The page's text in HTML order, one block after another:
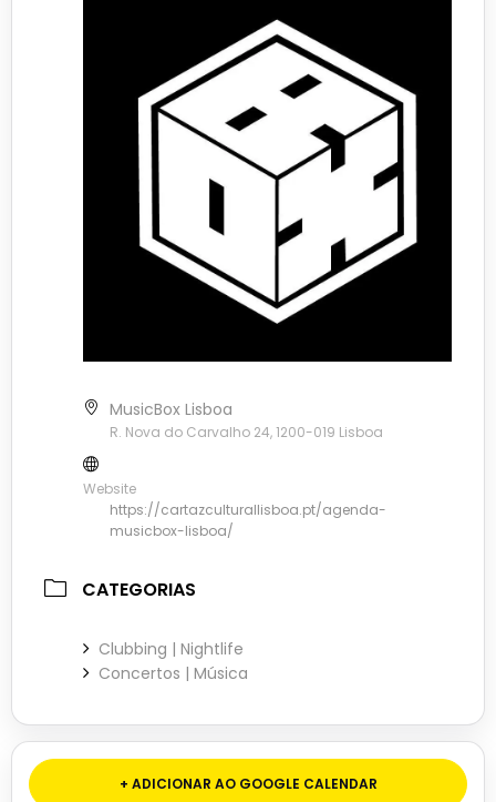
MusicBox Lisboa
R. Nova do Carvalho 24, 1200-019 Lisboa
Website
https://cartazculturallisboa.pt/agenda-
musicbox-lisboa/
CATEGORIAS
Clubbing | Nightlife
Concertos | Música
+ ADICIONAR AO GOOGLE CALENDAR